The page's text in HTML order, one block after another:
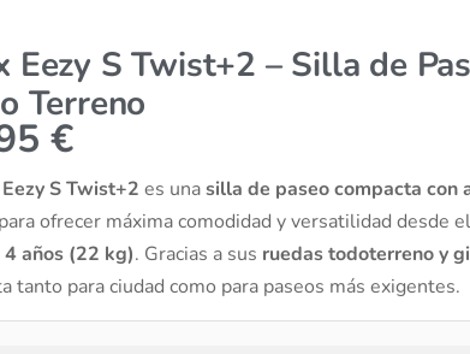
Eezy S Twist+2 – Silla de
Terreno
€
S Twist+2 es unasilla de paseo compacta con
ofrecer máxima comodidad y versatilidad desde
4 años (22 kg). Gracias a sus ruedas todoterreno y
tanto para ciudad como para paseos más exigentes.